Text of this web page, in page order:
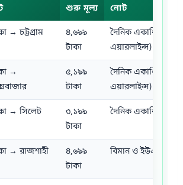
শুরু মূল্য নোট
→ চট্টগ্রাম
৪,৬৯৯
টাকা
দৈনিক একাধিক
এয়ারলাইন্স)
→
৫,১৯৯
টাকা
দৈনিক একাধিক
এয়ারলাইন্স)
→ সিলেট
৩,১৯৯
টাকা
দৈনিক একাধিক
→ রাজশাহী
৪,৬৯৯
টাকা
বিমান ও ইউএস-